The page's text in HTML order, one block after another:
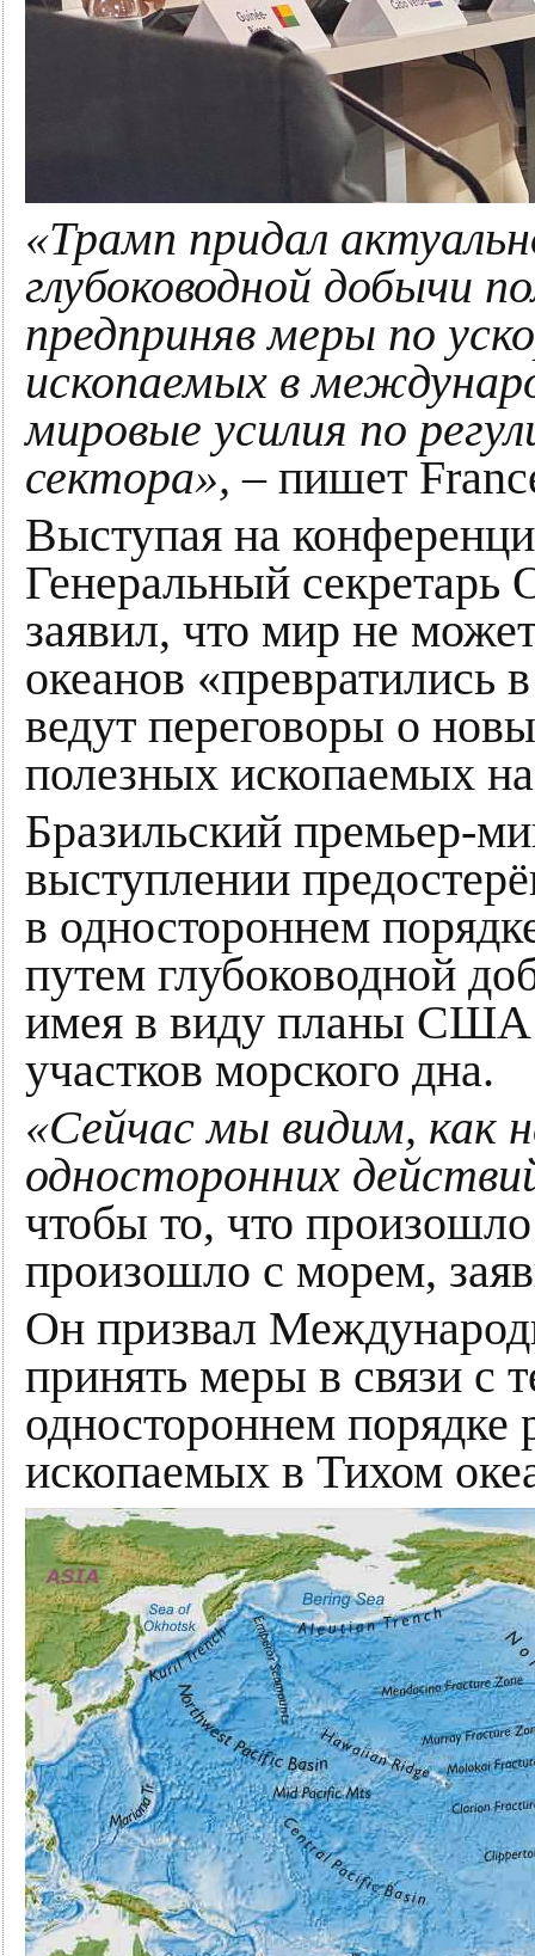
«Трамп придал
глубоководной добычи
предприняв меры по
ископаемых в
мировые усилия по
сектора», – пишет
Выступая на
Генеральный
заявил, что мир не
океанов «превратились
ведут переговоры о
полезных ископаемых
Бразильский премьер-
выступлении
в одностороннем
путем глубоководной
имея в виду планы США
участков морского дна.
«Сейчас мы видим, как
односторонних
чтобы то, что
произошло с морем,
Он призвал
принять меры в связи с
одностороннем
ископаемых в Тихом